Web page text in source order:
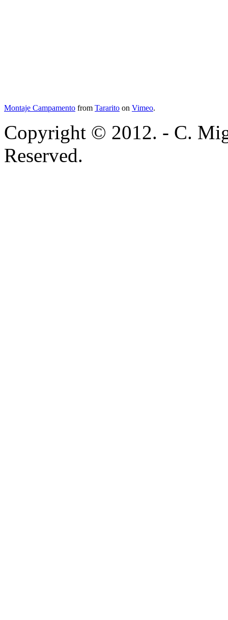
Montaje Campamento from Tararito on Vimeo.
Copyright © 2012. - C.
Reserved.